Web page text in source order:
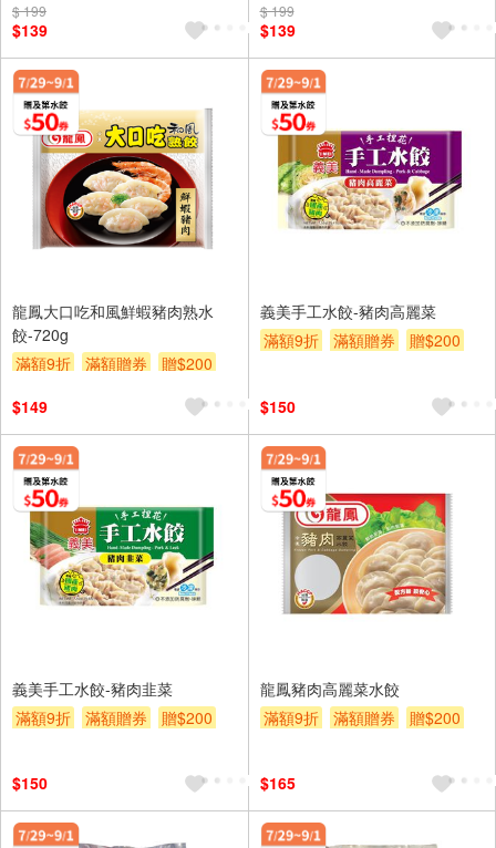
$ 199
$139
$ 199
$139
龍鳳大口吃和風鮮蝦豬肉熟水
餃-720g
滿額9折
滿額贈券
贈$200
$149
義美手工水餃-豬肉高麗菜
滿額9折
滿額贈券 贈$200
$150
義美手工水餃-豬肉韭菜
滿額9折
滿額贈券 贈$200
$150
龍鳳豬肉高麗菜水餃
滿額9折
滿額贈券 贈$200
$165